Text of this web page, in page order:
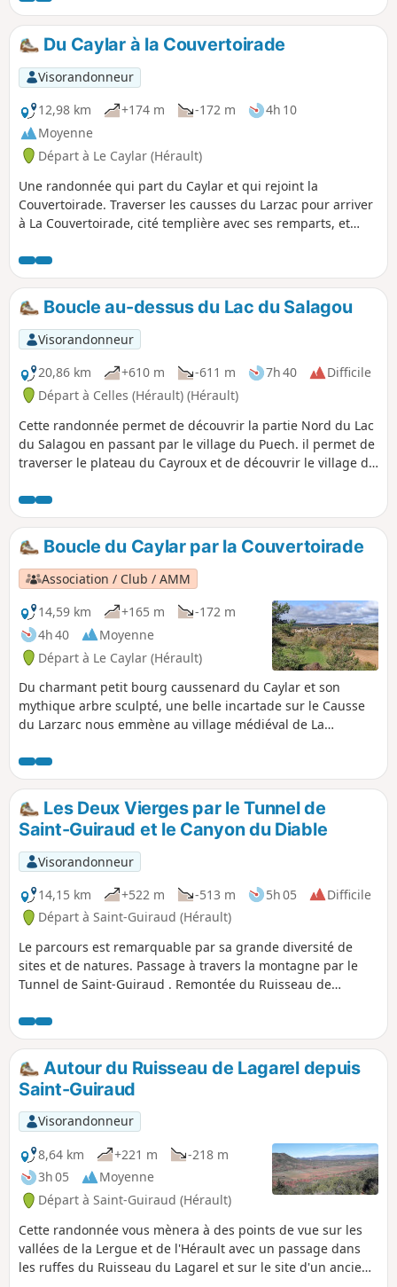
Du Caylar à la Couvertoirade
Visorandonneur
12,98 km
+174 m -172 m
4h 10
Moyenne
Départ à Le Caylar (Hérault)
Une randonnée qui part du Caylar et qui rejoint la
Couvertoirade. Traverser les causses du Larzac pour arriver
à La Couvertoirade, cité templière avec ses remparts, et
Boucle au-dessus du Lac du Salagou
Visorandonneur
20,86 km
+610 m -611 m 7h 40
Difficile
Départ à Celles (Hérault) (Hérault)
Cette randonnée permet de découvrir la partie Nord du Lac
du Salagou en passant par le village du Puech. il permet de
traverser le plateau du Cayroux et de découvrir le village de
Boucle du Caylar par la Couvertoirade
Association / Club / AMM
14,59 km
+165 m
-172 m
4h 40
Moyenne
Départ à Le Caylar (Hérault)
Du charmant petit bourg caussenard du Caylar et son
mythique arbre sculpté, une belle incartade sur le Causse
du Larzarc nous emmène au village médiéval de La
alterne des prairies, des champs, des bosquets de pins et
de chênes blancs. Les chemins sont bordés de buis. Du
sommet des collines, avoisinant les 800 m, la vue s'étend à
l'Est vers le massif de l'Aigoual. La visite du village de La
Couvertoirade, créé par les Templiers et des Hospitaliers,
s'impose.
Les Deux Vierges par le Tunnel de
Saint-Guiraud et le Canyon du Diable
Visorandonneur
14,15 km
+522 m -513 m 5h 05
Difficile
Départ à Saint-Guiraud (Hérault)
Le parcours est remarquable par sa grande diversité de
sites et de natures. Passage à travers la montagne par le
Tunnel de Saint-Guiraud . Remontée du Ruisseau de
Vierges.Vues panoramiques et retour par la piste des
Yeuses .Plusieurs difficultés caractérisent le parcours :-
absence de balisage sur la grande majorité du tracé, mais
chemins très marqués, évidents et souvent bordés. - fort
dénivelé concentré entre les points La cascade du Diable et
la Roque Courbe- raidillons glissants à la descente du terril
du four à chaux et dans le couloir de ruffes (plus difficile à
la descente, boucle à faire dans l’ordre proposé).
Autour du Ruisseau de Lagarel depuis
Saint-Guiraud
Visorandonneur
8,64 km
+221 m
-218 m
3h 05
Moyenne
Départ à Saint-Guiraud (Hérault)
Cette randonnée vous mènera à des points de vue sur les
vallées de la Lergue et de l'Hérault avec un passage dans
les ruffes du Ruisseau du Lagarel et sur le site d'un ancien